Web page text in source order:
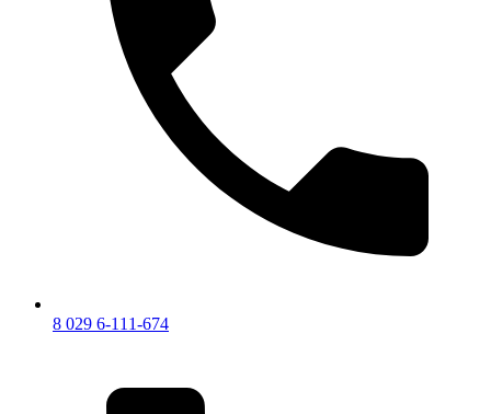
8 029 6-111-674